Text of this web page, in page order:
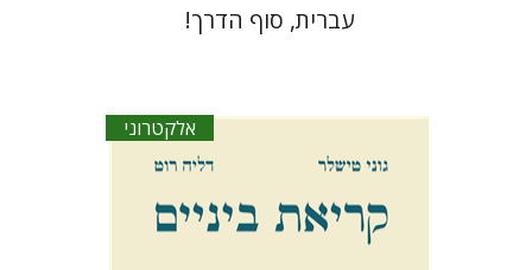
עברית, סוף הדרך!
אלקטרוני
גוני טישלר דליה רוט-גביזון